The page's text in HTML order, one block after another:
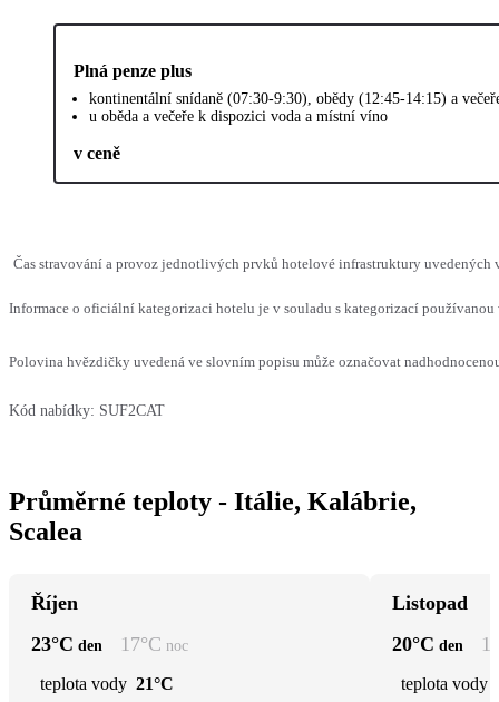
Plná penze plus
kontinentální snídaně (07:30-9:30), obědy (12:45-14:15) a
u oběda a večeře k dispozici voda a místní víno
v ceně
Čas stravování a provoz jednotlivých prvků hotelové infrastruktury uvedených
Informace o oficiální kategorizaci hotelu je v souladu s kategorizací
Polovina hvězdičky uvedená ve slovním popisu může označovat
Kód nabídky: SUF2CAT
Průměrné teploty - Itálie, Kalábrie,
Scalea
Říjen
23°C den 17°C noc
teplota vody 21°C
Listopad
20°C den
teplota vody